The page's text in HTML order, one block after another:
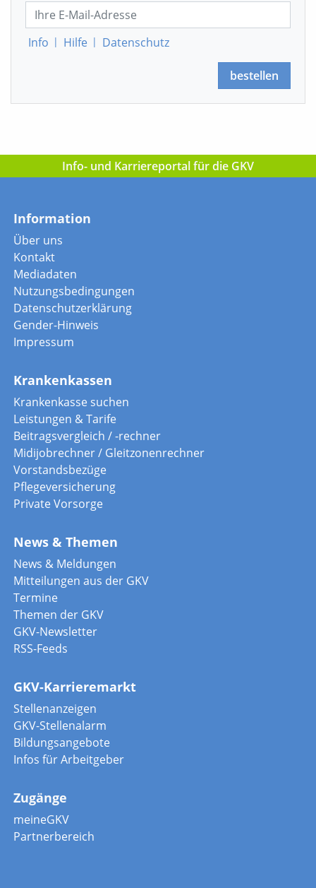
Info | Hilfe | Datenschutz
bestellen
Info- und Karriereportal für die GKV
Information
Über uns
Kontakt
Mediadaten
Nutzungsbedingungen
Datenschutzerklärung
Gender-Hinweis
Impressum
Krankenkassen
Krankenkasse suchen
Leistungen & Tarife
Beitragsvergleich / -rechner
Midijobrechner / Gleitzonenrechner
Vorstandsbezüge
Pflegeversicherung
Private Vorsorge
News & Themen
News & Meldungen
Mitteilungen aus der GKV
Termine
Themen der GKV
GKV-Newsletter
RSS-Feeds
GKV-Karrieremarkt
Stellenanzeigen
GKV-Stellenalarm
Bildungsangebote
Infos für Arbeitgeber
Zugänge
meineGKV
Partnerbereich